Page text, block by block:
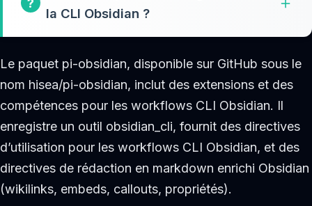
la CLI Obsidian ?
Le paquet pi-obsidian, disponible sur GitHub sous le
nom hisea/pi-obsidian, inclut des extensions et des
compétences pour les workflows CLI Obsidian. Il
enregistre un outil obsidian_cli, fournit des directives
d’utilisation pour les workflows CLI Obsidian, et des
directives de rédaction en markdown enrichi Obsidian
(wikilinks, embeds, callouts, propriétés).